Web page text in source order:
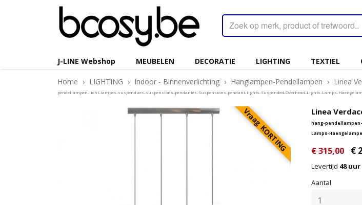
J-LINE Webshop MEUBELEN DECORATIE LIGHTING TEXTIEL
Home › LIGHTING › Indoor - Binnenverlichting › Hanglampen-Pendellampen › Linea
pendellampen-licht-lampes-suspendues-suspensions-pendantes-Suspensions-pendant-lights-Suspended-Overhead-Lights-Lamps-
Vraag KORTING Linea
hang-
Lamps-
€ 315,00 €
Levertijd 48 uur
Aantal